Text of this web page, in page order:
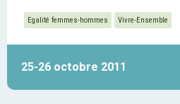
Egalité femmes-hommes Vivre-Ensemble
25-26 octobre 2011